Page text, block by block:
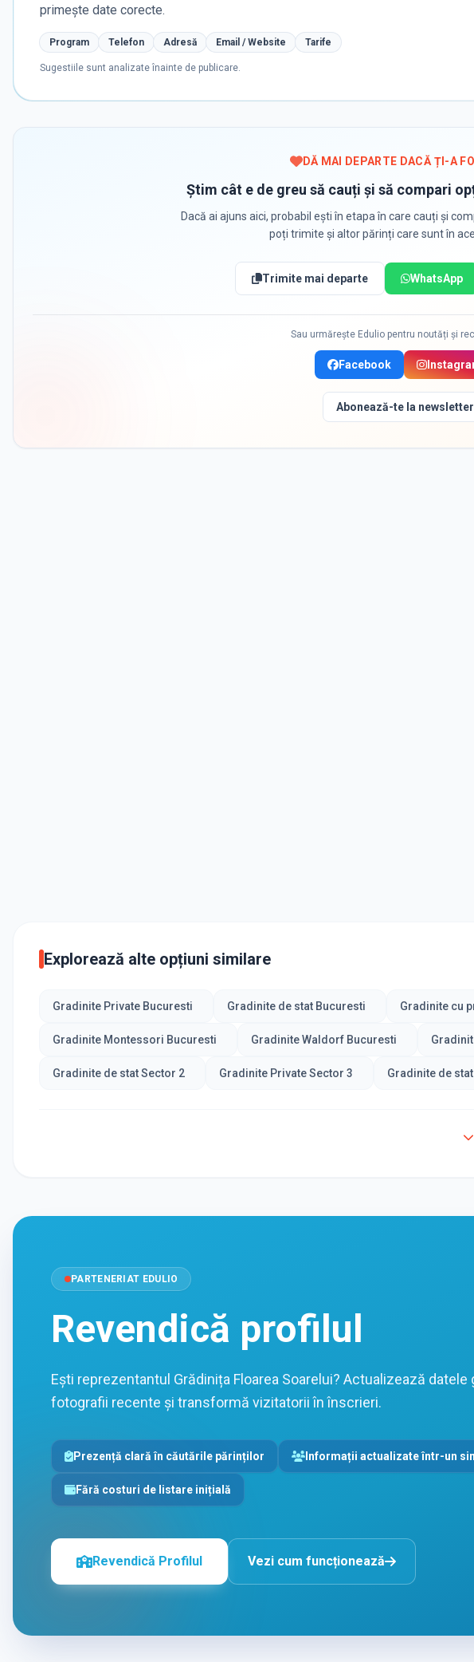
primește date corecte.
Program Telefon Adresă Email / Website Tarife
Sugestiile sunt analizate înainte de publicare.
DĂ MAI DEPARTE DACĂ ȚI-A
Știm cât e de greu să cauți și să compari
Dacă ai ajuns aici, probabil ești în etapa în care cauți și
poți trimite și altor părinți care sunt în
Trimite mai departe WhatsApp
Sau urmărește Edulio pentru noutăți și
Facebook
Abonează-te la newsletter
Explorează alte opțiuni similare
Gradinite Private Bucuresti Gradinite de stat Bucuresti Gradinite cu
Gradinite Montessori Bucuresti Gradinite Waldorf Bucuresti
Gradinite de stat Sector 2 Gradinite Private Sector 3 Gradinite de
PARTENERIAT EDULIO
Revendică profilul
Ești reprezentantul Grădinița Floarea Soarelui? Actualizează datele
fotografii recente și transformă vizitatorii în înscrieri.
Prezență clară în căutările părinților Informații actualizate într-un
Fără costuri de listare inițială
Revendică Profilul Vezi cum funcționează